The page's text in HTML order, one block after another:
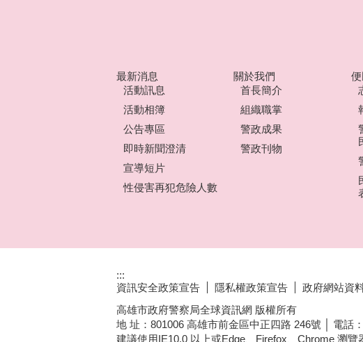
最新消息
活動訊息
活動相簿
公告專區
即時新聞澄清
宣導短片
性侵害再犯危險人數
關於我們
首長簡介
組織職掌
警政成果
警政刊物
:::
資訊安全政策宣告
隱私權政策宣告
政府網站資
高雄市政府警察局全球資訊網 版權所有
地 址：801006 高雄市前金區中正四路 246號 │ 電話
建議使用IE10.0 以上或Edge、Firefox、Chrome 瀏